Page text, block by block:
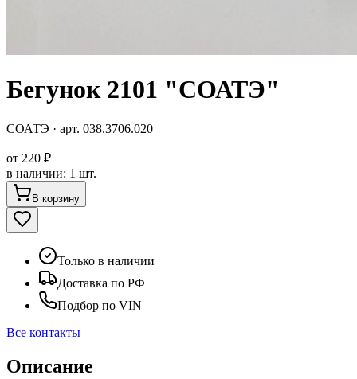
Бегунок 2101 "СОАТЭ"
СОАТЭ · арт. 038.3706.020
от 220 ₽
в наличии: 1 шт.
В корзину
Только в наличии
Доставка по РФ
Подбор по VIN
Все контакты
Описание